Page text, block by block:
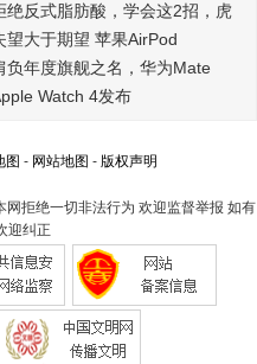
绝反式脂肪酸，学会这2招，虎
望大于期望 苹果AirPod
负年度旗舰之名，华为Mate
Watch 4发布
图 - 网站地图 - 版权声明
网拒绝一切非法行为 欢迎监督举报 如有
迎纠正